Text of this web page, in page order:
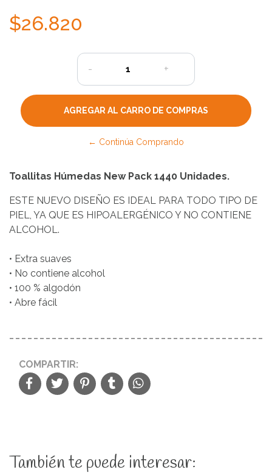
$26.820
- +
← Continúa Comprando
Toallitas Húmedas New Pack 1440 Unidades.
ESTE NUEVO DISEÑO ES IDEAL PARA TODO TIPO DE
PIEL, YA QUE ES HIPOALERGÉNICO Y NO CONTIENE
ALCOHOL.
• Extra suaves
• No contiene alcohol
• 100 % algodón
• Abre fácil
COMPARTIR:
También te puede interesar: